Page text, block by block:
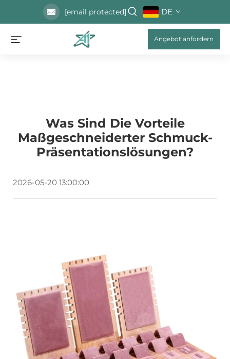
[email protected] DE
Angebot anfordern
Was Sind Die Vorteile
Maßgeschneiderter Schmuck-
Präsentationslösungen?
2026-05-20 13:00:00